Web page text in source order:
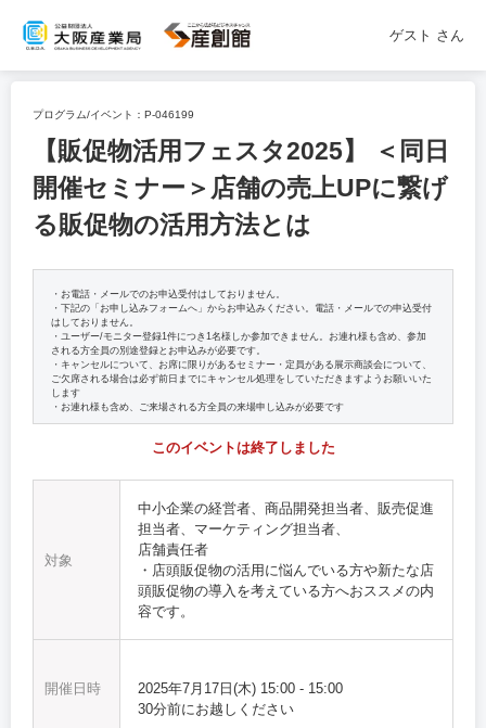
ゲスト さん
プログラム/イベント： P-046199
【販促物活用フェスタ2025】 ＜同日
開催セミナー＞店舗の売上UPに繋げ
る販促物の活用方法とは
・お電話・メールでのお申込受付はしておりません。
・下記の「お申し込みフォームへ」からお申込みください。電話・メールでの申込受付
はしておりません。
・ユーザー/モニター登録1件につき1名様しか参加できません。お連れ様も含め、参加
される方全員の別途登録とお申込みが必要です。
・キャンセルについて、お席に限りがあるセミナー・定員がある展示商談会について、
ご欠席される場合は必ず前日までにキャンセル処理をしていただきますようお願いいた
します
・お連れ様も含め、ご来場される方全員の来場申し込みが必要です
このイベントは終了しました
対象
中小企業の経営者、商品開発担当者、販売促進
担当者、マーケティング担当者、
店舗責任者
・店頭販促物の活用に悩んでいる方や新たな店
頭販促物の導入を考えている方へおススメの内
容です。
開催日時 2025年7月17日(木) 15:00 - 15:00
30分前にお越しください